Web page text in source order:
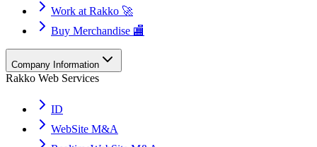
Work at Rakko 🚀
Buy Merchandise 🏬
Company Information
Rakko Web Services
ID
WebSite M&A